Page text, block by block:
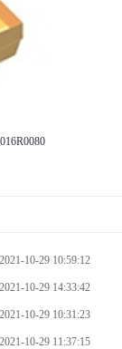
2021-10-29 10:59:12
2021-10-29 14:33:42
2021-10-29 10:31:23
2021-10-29 11:37:15